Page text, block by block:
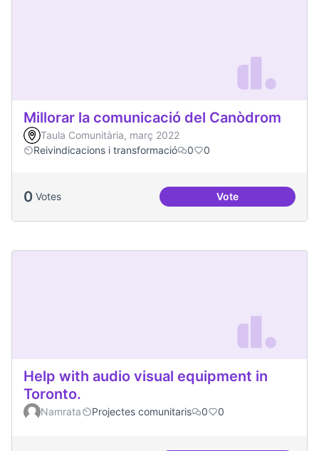
Millorar la comunicació del Canòdrom
Taula Comunitària, març 2022
Reivindicacions i transformació
0 0
0 Votes VoteMillorar la
Help with audio visual equipment in
Toronto.
Namrata Projectes comunitaris 0 0